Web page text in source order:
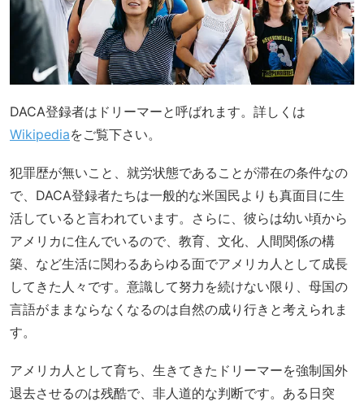
DACA登録者はドリーマーと呼ばれます。詳しくは
Wikipediaをご覧下さい。
犯罪歴が無いこと、就労状態であることが滞在の条件なの
で、DACA登録者たちは一般的な米国民よりも真面目に生
活していると言われています。さらに、彼らは幼い頃から
アメリカに住んでいるので、教育、文化、人間関係の構
築、など生活に関わるあらゆる面でアメリカ人として成長
してきた人々です。意識して努力を続けない限り、母国の
言語がままならなくなるのは自然の成り行きと考えられま
す。
アメリカ人として育ち、生きてきたドリーマーを強制国外
退去させるのは残酷で、非人道的な判断です。ある日突